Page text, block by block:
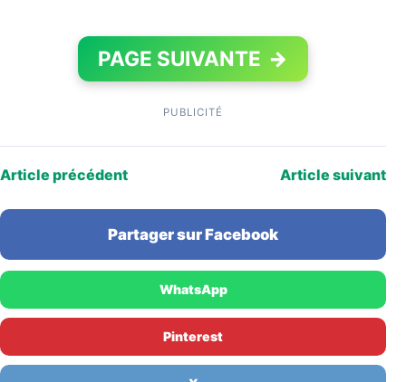
PAGE SUIVANTE →
PUBLICITÉ
Article précédent Article suivant
Partager sur Facebook
WhatsApp
Pinterest